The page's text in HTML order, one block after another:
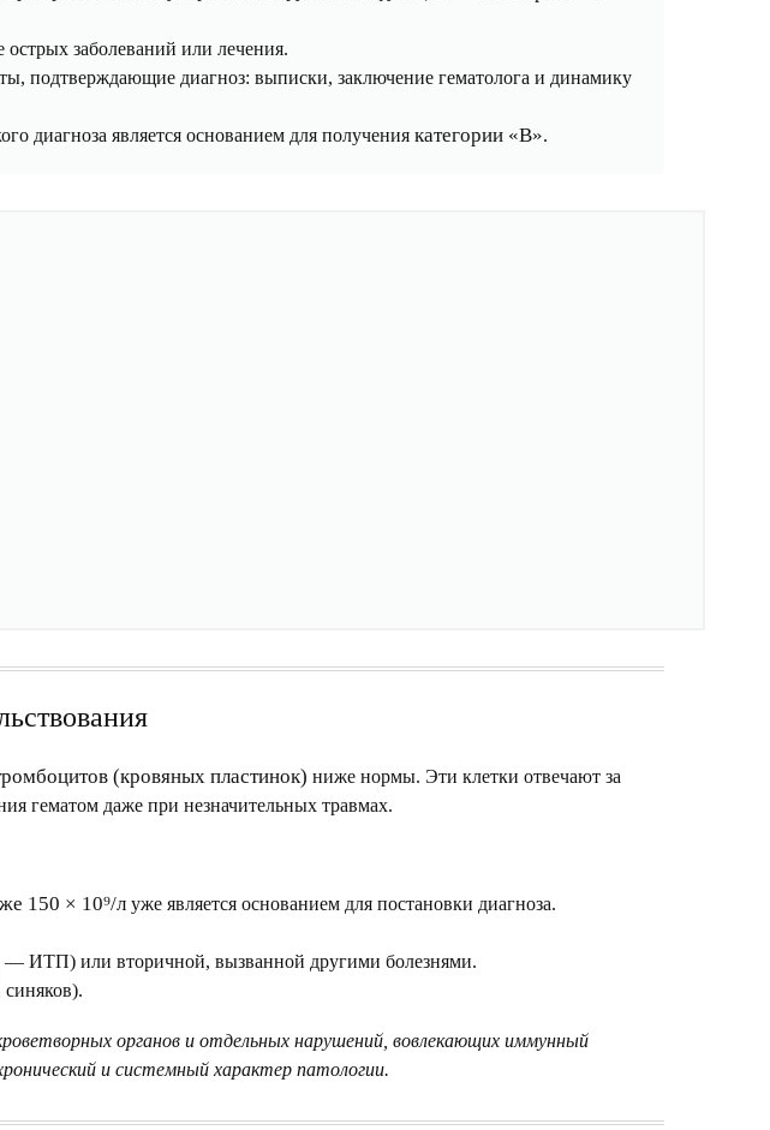
заболеваний или лечения.
подтверждающие диагноз: выписки, заключение гематолога и динамику
диагноза является основанием для получения категории «В».
(кровяных пластинок) ниже нормы. Эти клетки отвечают за
гематом даже при незначительных травмах.
150 × 10⁹/л уже является основанием для постановки диагноза.
— ИТП) или вторичной, вызванной другими болезнями.
органов и отдельных нарушений, вовлекающих иммунный
и системный характер патологии.